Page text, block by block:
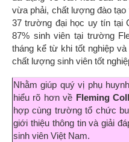
vừa phải, chất lượng đào
37 trường đại học uy tín tại
87% sinh viên tại trường
tháng kể từ khi tốt nghiệp
chất lượng sinh viên tốt
Nhằm giúp quý vị phụ
hiểu rõ hơn về Fleming
hợp cùng trường tổ chức
giới thiệu thông tin và giải
sinh viên Việt Nam.